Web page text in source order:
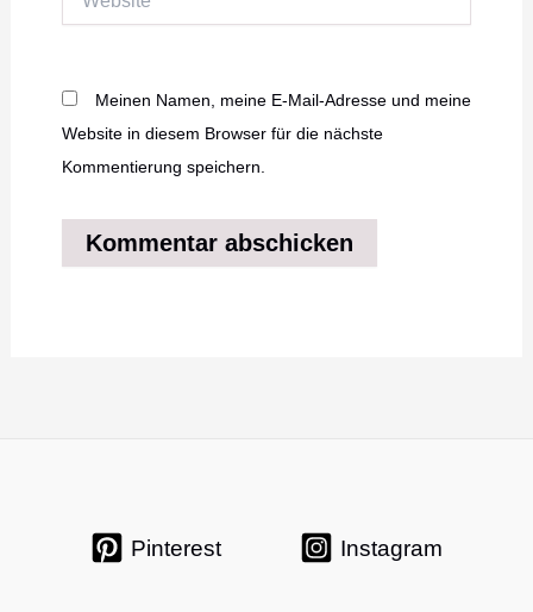
Meinen Namen, meine E-Mail-Adresse und meine
Website in diesem Browser für die nächste
Kommentierung speichern.
Pinterest Instagram